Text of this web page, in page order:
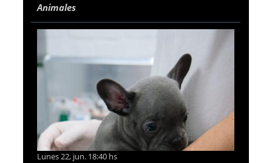
Animales
Lunes 22, jun. 18:40 hs